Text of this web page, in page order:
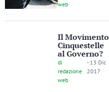
web
Il Movimento
Cinquestelle
al Governo?
di
redazione
web
- 13 Dic
2017